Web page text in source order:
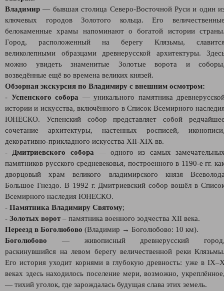
Владимир — бывшая столица Северо‑Восточной Руси и один
ключевых городов Золотого кольца. Его
белокаменные храмы напоминают о богатой истории
Город, расположенный на берегу Клязьмы,
великолепными образцами древнерусской архитектуры.
можно увидеть знаменитые Золотые ворота и
возведённые ещё во времена великих князей.
Обзорная экскурсия по Владимиру с внешним осмотром:
- Успенского собора — уникального памятника
истории и искусства, включённого в Список Всемирного
ЮНЕСКО. Успенский собор представляет собой
сочетание архитектуры, настенных росписей,
декоративно-прикладного искусства XII-XIX вв.
-
Дмитриевского собора — одного из самых
памятников русского средневековья, построенного в 1190-е гг.
дворцовый храм великого владимирского князя
Большое Гнездо. В 1992 г. Дмитриевский собор вошёл в
Всемирного наследия ЮНЕСКО.
- Памятника Владимиру Святому;
- Золотых ворот– памятника военного зодчества XII века.
Переезд в Боголюбово (Владимир → Боголюбово: 10 км).
Боголюбово — живописный древнерусский
раскинувшийся на левом берегу величественной реки
Его история уходит корнями в глубокую древность: уже в
веках здесь находилось поселение мери, возможно,
— тихий уголок, где зарождалась будущая слава этих земель.